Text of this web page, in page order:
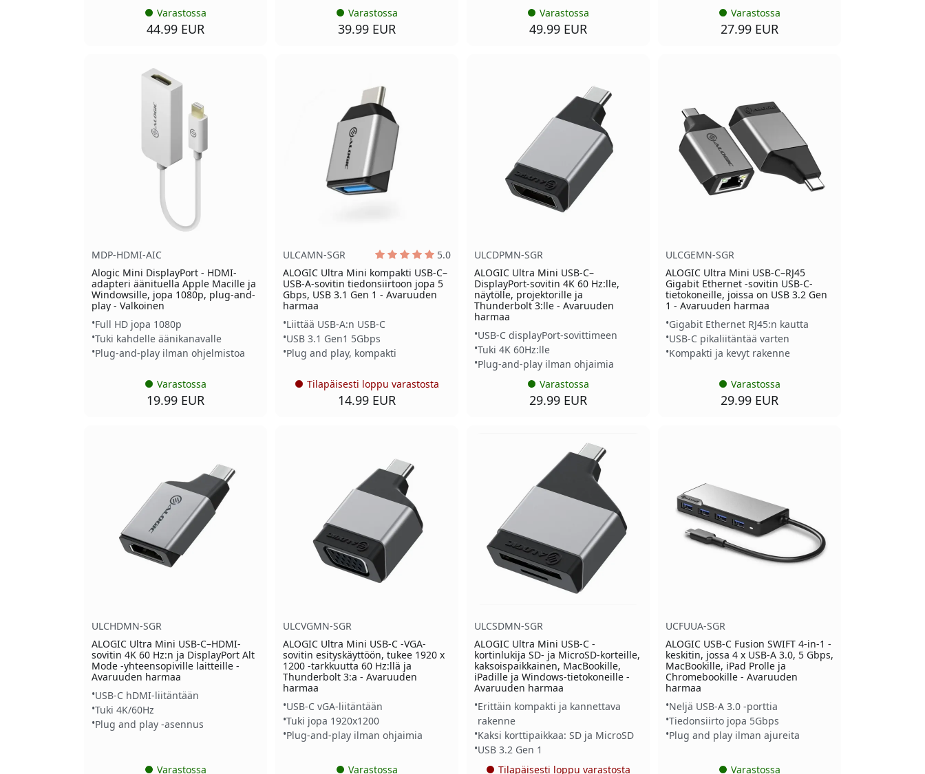
Varastossa
44.99 EUR
Varastossa
39.99 EUR
Varastossa
49.99 EUR
Varastossa
27.99 EUR
MDP-HDMI-AIC
Alogic Mini DisplayPort - HDMI-
adapteri äänituella Apple Macille ja
Windowsille, jopa 1080p, plug-and-
play - Valkoinen
Full HD jopa 1080p
Tuki kahdelle äänikanavalle
Plug-and-play ilman ohjelmistoa
Varastossa
19.99 EUR
ULCAMN-SGR
5.0
ALOGIC Ultra Mini kompakti USB-C–
USB-A-sovitin tiedonsiirtoon jopa 5
Gbps, USB 3.1 Gen 1 - Avaruuden
harmaa
Liittää USB-A:n USB-C
USB 3.1 Gen1 5Gbps
Plug and play, kompakti
Tilapäisesti loppu varastosta
14.99 EUR
ULCDPMN-SGR
ALOGIC Ultra Mini USB-C–
DisplayPort-sovitin 4K 60 Hz:lle,
näytölle, projektorille ja
Thunderbolt 3:lle - Avaruuden
harmaa
USB-C displayPort-sovittimeen
Tuki 4K 60Hz:lle
Plug-and-play ilman ohjaimia
Varastossa
29.99 EUR
ULCGEMN-SGR
ALOGIC Ultra Mini USB-C–RJ45
Gigabit Ethernet -sovitin USB-C-
tietokoneille, joissa on USB 3.2 Gen
1 - Avaruuden harmaa
Gigabit Ethernet RJ45:n kautta
USB-C pikaliitäntää varten
Kompakti ja kevyt rakenne
Varastossa
29.99 EUR
ULCHDMN-SGR
ALOGIC Ultra Mini USB-C–HDMI-
sovitin 4K 60 Hz:n ja DisplayPort Alt
Mode -yhteensopiville laitteille -
Avaruuden harmaa
USB-C hDMI-liitäntään
Tuki 4K/60Hz
Plug and play -asennus
Varastossa
ULCVGMN-SGR
ALOGIC Ultra Mini USB-C -VGA-
sovitin esityskäyttöön, tukee 1920 x
1200 -tarkkuutta 60 Hz:llä ja
Thunderbolt 3:a - Avaruuden
harmaa
USB-C vGA-liitäntään
Tuki jopa 1920x1200
Plug-and-play ilman ohjaimia
Varastossa
ULCSDMN-SGR
ALOGIC Ultra Mini USB-C -
kortinlukija SD- ja MicroSD-korteille,
kaksoispaikkainen, MacBookille,
iPadille ja Windows-tietokoneille -
Avaruuden harmaa
Erittäin kompakti ja kannettava
rakenne
Kaksi korttipaikkaa: SD ja MicroSD
USB 3.2 Gen 1
Tilapäisesti loppu varastosta
UCFUUA-SGR
ALOGIC USB-C Fusion SWIFT 4-in-1 -
keskitin, jossa 4 x USB-A 3.0, 5 Gbps,
MacBookille, iPad Prolle ja
Chromebookille - Avaruuden
harmaa
Neljä USB-A 3.0 -porttia
Tiedonsiirto jopa 5Gbps
Plug and play ilman ajureita
Varastossa